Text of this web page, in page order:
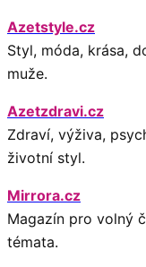
Azetstyle.cz
Styl, móda, krása,
muže.
Azetzdravi.cz
Zdraví, výživa,
životní styl.
Mirrora.cz
Magazín pro volný
témata.